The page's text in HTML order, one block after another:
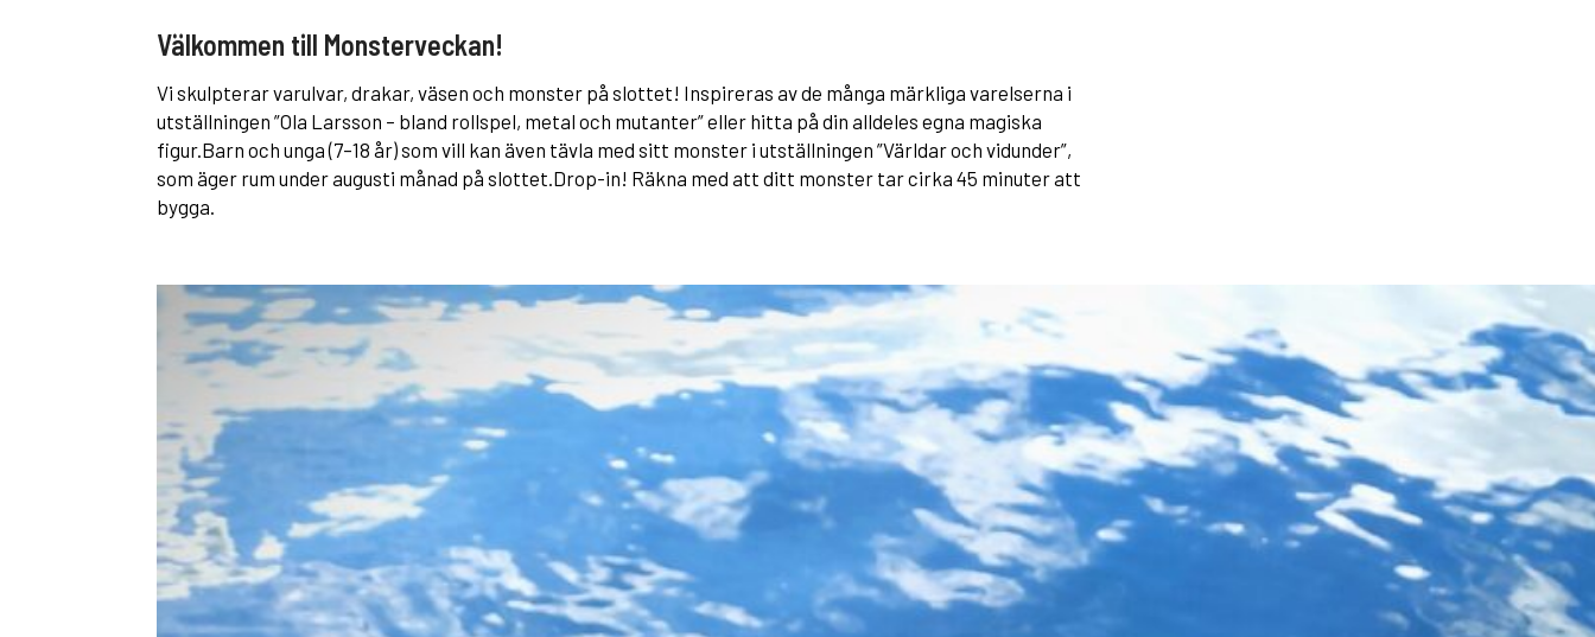
Välkommen till Monsterveckan!
Vi skulpterar varulvar, drakar, väsen och monster på slottet! Inspireras av de många märkliga varelserna i
utställningen ”Ola Larsson – bland rollspel, metal och mutanter” eller hitta på din alldeles egna magiska
figur.Barn och unga (7–18 år) som vill kan även tävla med sitt monster i utställningen ”Världar och vidunder”,
som äger rum under augusti månad på slottet.Drop-in! Räkna med att ditt monster tar cirka 45 minuter att
bygga.